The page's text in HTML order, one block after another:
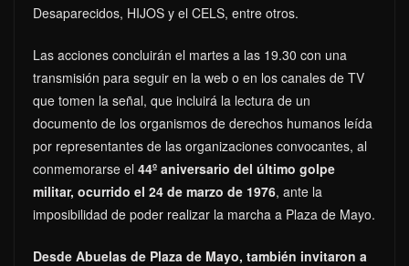
Desaparecidos, HIJOS y el CELS, entre otros.
Las acciones concluirán el martes a las 19.30 con una
transmisión para seguir en la web o en los canales de TV
que tomen la señal, que incluirá la lectura de un
documento de los organismos de derechos humanos leída
por representantes de las organizaciones convocantes, al
conmemorarse el 44º aniversario del último golpe
militar, ocurrido el 24 de marzo de 1976, ante la
imposibilidad de poder realizar la marcha a Plaza de Mayo.
Desde Abuelas de Plaza de Mayo, también invitaron a